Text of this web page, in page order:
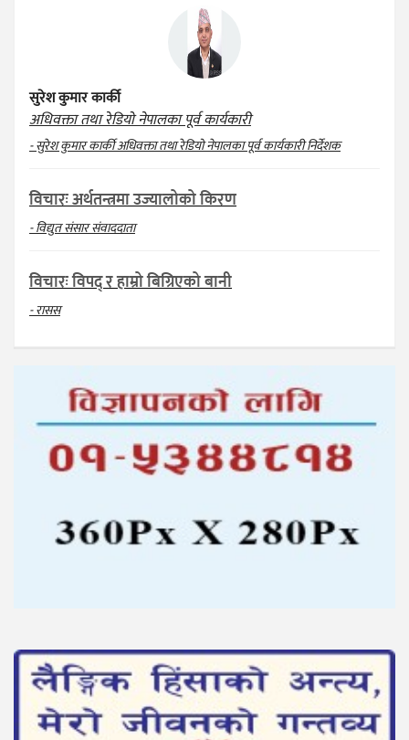
सुरेश कुमार कार्की
अधिवक्ता तथा रेडियो नेपालका पूर्व कार्यकारी
- सुरेश कुमार कार्की अधिवक्ता तथा रेडियो नेपालका पूर्व कार्यकारी निर्देशक
विचारः अर्थतन्त्रमा उज्यालोको किरण
- विद्युत संसार संवाददाता
विचारः विपद् र हाम्रो बिग्रिएको बानी
- रासस